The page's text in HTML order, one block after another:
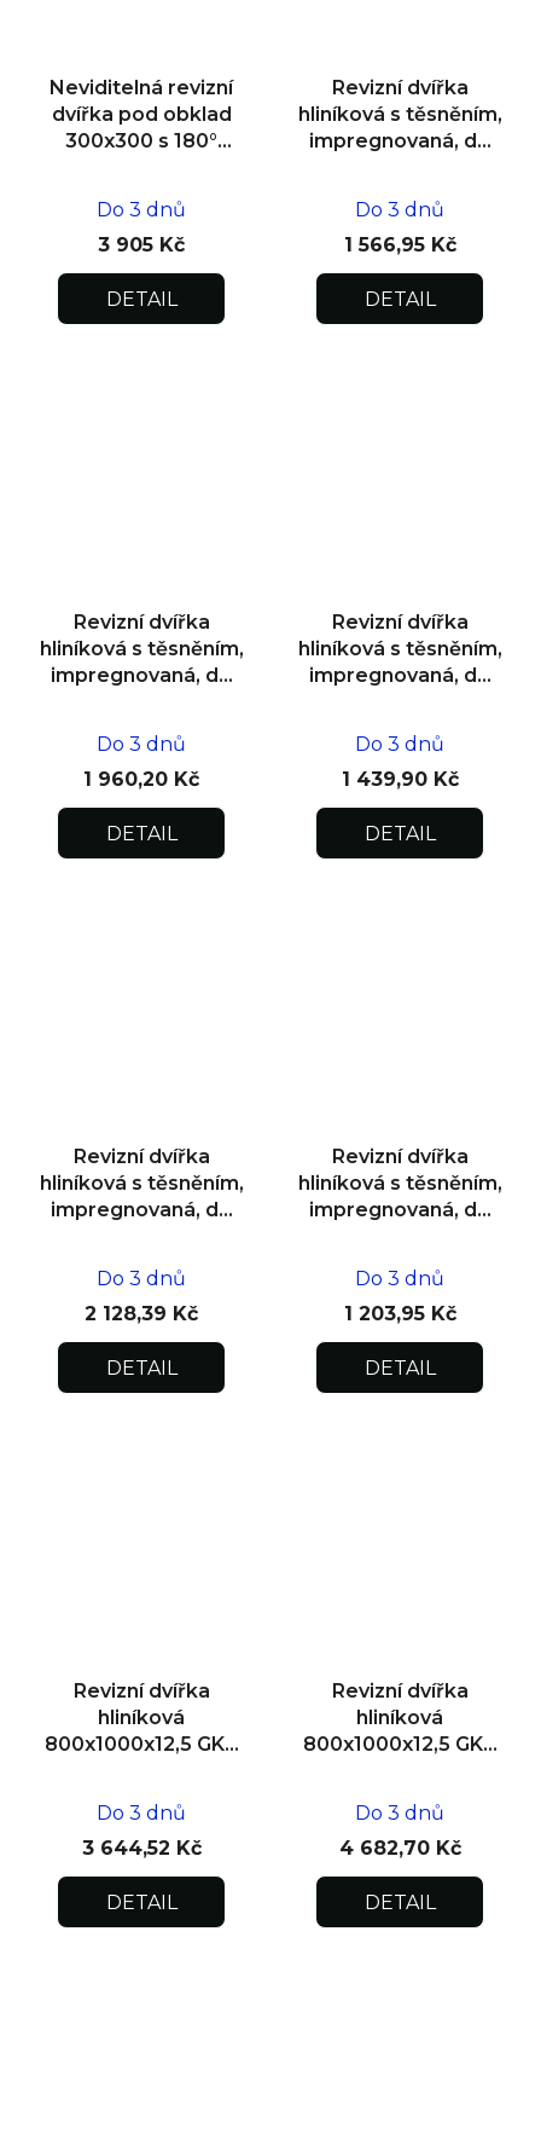
Neviditelná revizní
dvířka pod obklad
300x300 s 180°
Do 3 dnů
3 905 Kč
DETAIL
Revizní dvířka
hliníková s těsněním,
impregnovaná, do
Do 3 dnů
1 566,95 Kč
DETAIL
Revizní dvířka
hliníková s těsněním,
impregnovaná, do
Do 3 dnů
1 960,20 Kč
DETAIL
Revizní dvířka
hliníková s těsněním,
impregnovaná, do
Do 3 dnů
1 439,90 Kč
DETAIL
Revizní dvířka
hliníková s těsněním,
impregnovaná, do
Do 3 dnů
2 128,39 Kč
DETAIL
Revizní dvířka
hliníková s těsněním,
impregnovaná, do
Do 3 dnů
1 203,95 Kč
DETAIL
Revizní dvířka
hliníková
800x1000x12,5 GKB
Do 3 dnů
3 644,52 Kč
DETAIL
Revizní dvířka
hliníková
800x1000x12,5 GKB
Do 3 dnů
4 682,70 Kč
DETAIL